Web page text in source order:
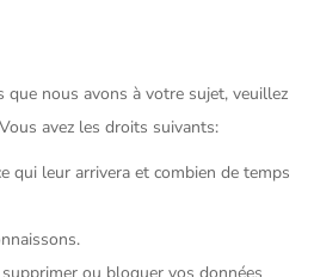
nous avons à votre sujet, veuillez
avez les droits suivants:
qui leur arrivera et combien de temps